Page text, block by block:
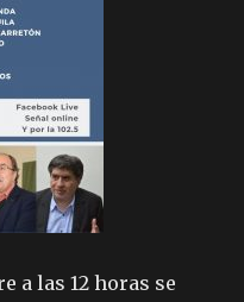
a las 12 horas se